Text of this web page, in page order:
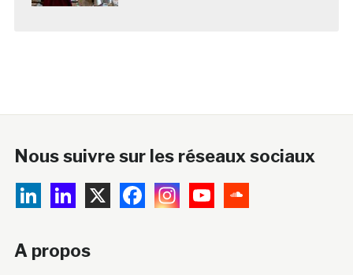
Nous suivre sur les réseaux sociaux
A propos